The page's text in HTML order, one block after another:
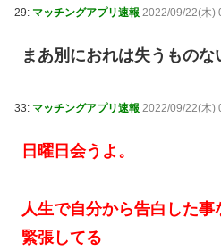
29: マッチングアプリ速報 2022/09/22(木)
まあ別におれは失うものな
33: マッチングアプリ速報 2022/09/22(木)
日曜日会うよ。
人生で自分から告白した事
緊張してる